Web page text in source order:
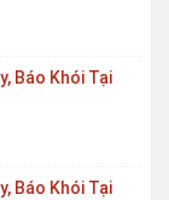
Báo Khói Tại
Báo Khói Tại